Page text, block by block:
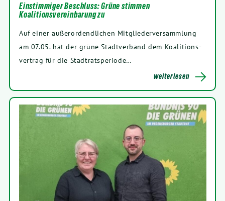
Einstimmiger Beschluss: Grüne stimmen
Koalitionsvereinbarung zu
Auf einer außer­or­den­d­li­chen Mit­glie­der­ver­samm­lung
am 07.05. hat der grü­ne Stadt­ver­band dem Koali­ti­ons­
ver­trag für die Stadtratsperiode…
wei­ter­le­sen